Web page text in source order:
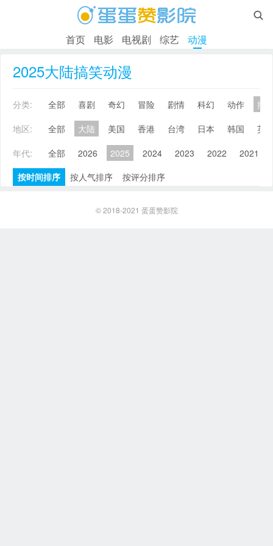

首页 电影 电视剧 综艺 动漫
2025大陆搞笑动漫
分类: 全部 喜剧 奇幻 冒险 剧情 科幻 动作
搞
地区:
全部 大陆 美国 香港 台湾 日本 韩国
英
年代:
全部 2026 2025 2024 2023 2022 2021
按时间排序
按人气排序 按评分排序
© 2018-2021 蛋蛋赞影院